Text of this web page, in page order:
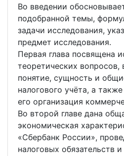
Во введении
подобранной темы,
задачи исследования,
предмет исследования.
Первая глава посвящена
теоретических вопросов,
понятие, сущность и
налогового учёта, а
его организация
Во второй главе дана
экономическая
«Сбербанк России»,
налоговых обязательств